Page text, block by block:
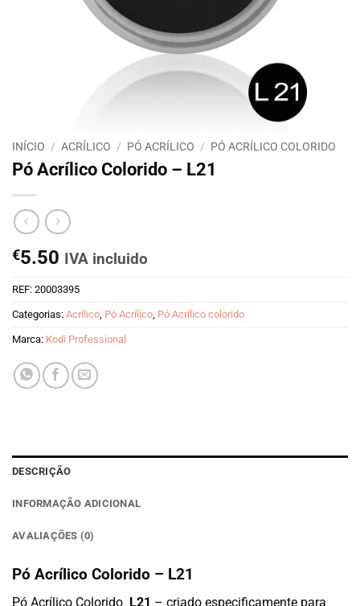
INÍCIO / ACRÍLICO / PÓ ACRÍLICO / PÓ ACRÍLICO COLORIDO
Pó Acrílico Colorido – L21
€5.50 IVA incluido
REF: 20003395
Categorias: Acrílico, Pó Acrílico, Pó Acrílico colorido
Marca: Kodi Professional
DESCRIÇÃO
INFORMAÇÃO ADICIONAL
AVALIAÇÕES (0)
Pó Acrílico Colorido – L21
Pó Acrílico Colorido L21 – criado especificamente para